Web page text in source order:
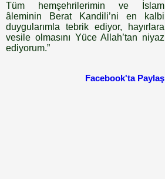
Tüm hemşehrilerimin ve İslam
âleminin Berat Kandili’ni en kalbi
duygularımla tebrik ediyor, hayırlara
vesile olmasını Yüce Allah’tan niyaz
ediyorum.”
Facebook'ta Paylaş